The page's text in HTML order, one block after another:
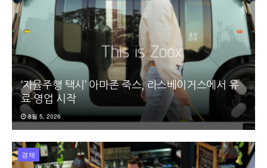
‘자율주행 택시’ 아마존 죽스, 라스베이거스에서 유
료 영업 시작
8월 5, 2026
경제